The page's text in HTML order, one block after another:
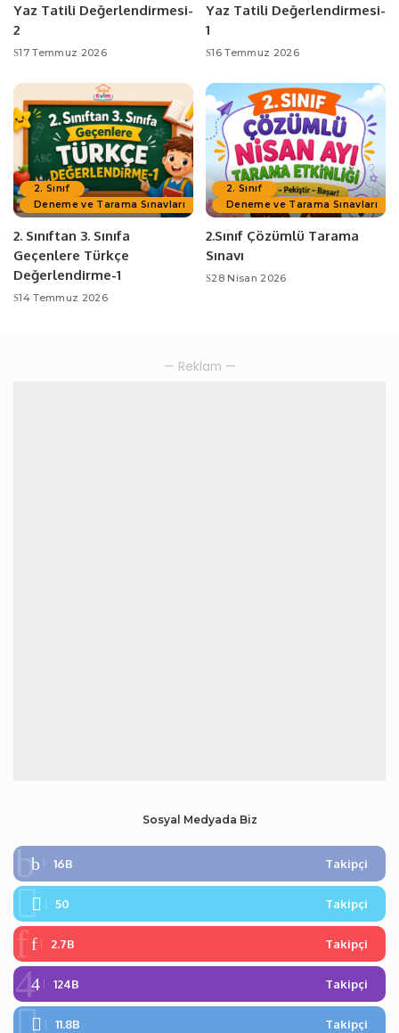
Yaz Tatili Değerlendirmesi-
2
17 Temmuz 2026
Yaz Tatili Değerlendirmesi-
1
16 Temmuz 2026
2. Sınıf
Deneme ve Tarama Sınavları
2. Sınıftan 3. Sınıfa
Geçenlere Türkçe
Değerlendirme-1
14 Temmuz 2026
2. Sınıf
Deneme ve Tarama Sınavları
2.Sınıf Çözümlü Tarama
Sınavı
28 Nisan 2026
— Reklam —
Sosyal Medyada Biz
16B Takipçi
50 Takipçi
2.7B Takipçi
124B Takipçi
11.8B Takipçi